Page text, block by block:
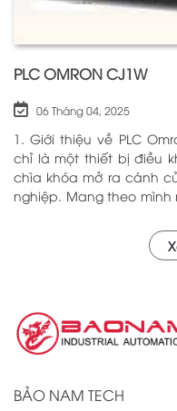
PLC OMRON CJ1W
06 Tháng 04, 2025
1. Giới thiệu về PLC Omron CJ1W PLC
chỉ là một thiết bị điều
chìa khóa mở ra cánh
nghiệp. Mang theo mình
mình qua nhiều năm
nhau. Với khả năng
Chính vì vậy, việc nắm
Omron CJ1W là điều
hiệu suất công việc của
BẢO NAM TECH